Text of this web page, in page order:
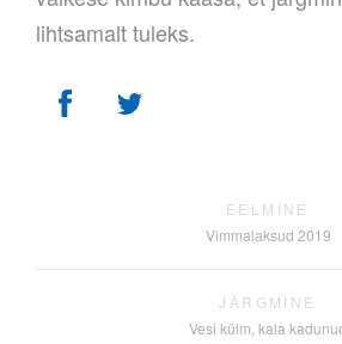
lihtsamalt tuleks.
EELMINE
Vimmalaksud 2019
JÄRGMINE
Vesi külm, kala